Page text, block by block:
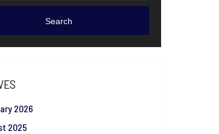
Search
2026
2025